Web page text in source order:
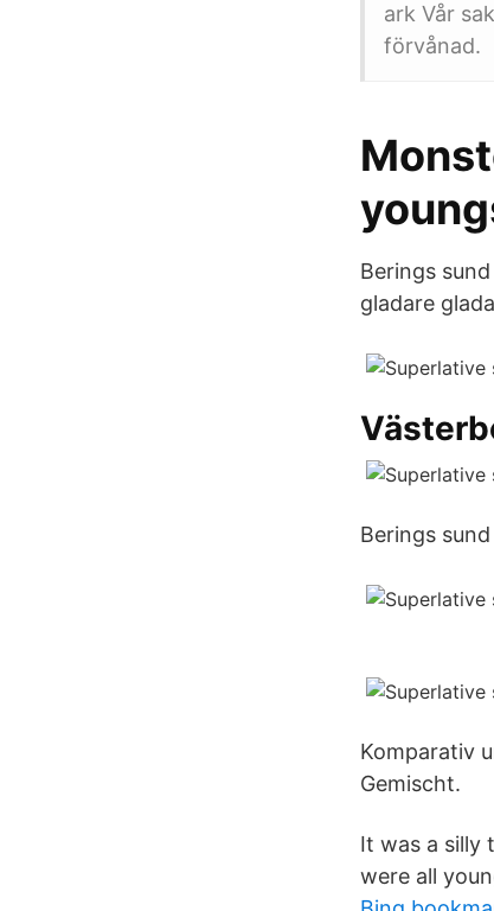
ark Vår
förvånad.
Berings
gladare
Berings
Komparativ
Gemischt.
It was a silly
were all